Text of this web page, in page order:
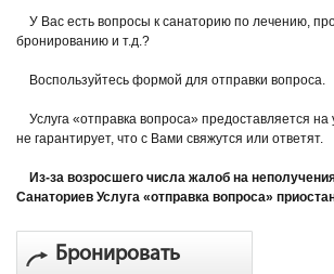
У Вас есть вопросы к санаторию по лечению,
бронированию и т.д.?
Воспользуйтесь формой для отправки вопроса.
Услуга «отправка вопроса» предоставляется на
не гарантирует, что с Вами свяжутся или ответят.
Из-за возросшего числа жалоб на
Санаториев Услуга «отправка вопроса»
Бронировать